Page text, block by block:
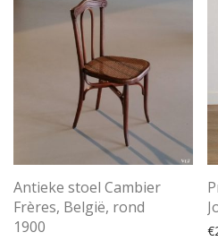
Antieke stoel Cambier
Frères, België, rond
1900
€